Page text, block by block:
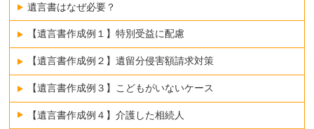
遺言書はなぜ必要？
【遺言書作成例１】特別受益に配慮
【遺言書作成例２】遺留分侵害額請求対策
【遺言書作成例３】こどもがいないケース
【遺言書作成例４】介護した相続人